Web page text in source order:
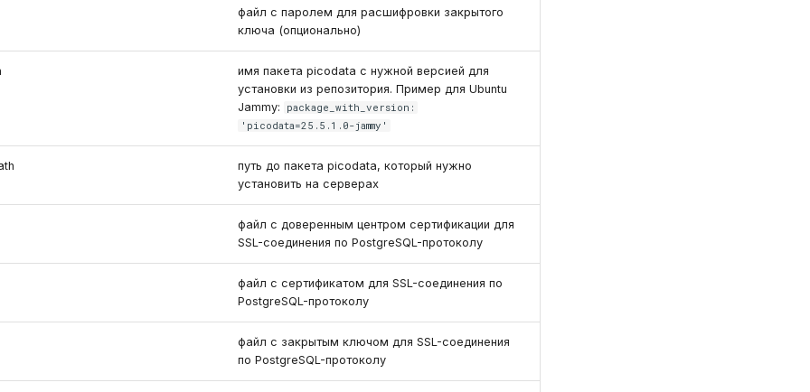
файл с паролем для расшифровки закрытого
ключа (опционально)
имя пакета picodata с нужной версией для
установки из репозитория. Пример для Ubuntu
Jammy:
package_with_version:
'picodata=25.5.1.0-jammy'
путь до пакета picodata, который нужно
установить на серверах
файл с доверенным центром сертификации для
SSL-соединения по PostgreSQL-протоколу
файл с сертификатом для SSL-соединения по
PostgreSQL-протоколу
файл с закрытым ключом для SSL-соединения
по PostgreSQL-протоколу